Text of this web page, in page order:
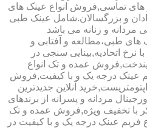
های تماسی,فروش انواع عینک های
و بزرگسالان.شامل عینک طبی
مردانه و زنانه می باشد
طبی،مطالعه و آفتابی و
اتحادیه,بینایی سنجی در
عمده و تک انواع
عینک درجه یک و با کیفیت,فروش
آنلاین جدیدترین
مردانه و پسرانه از برندهای
با تخفیف ویژه,فروش عمده و تک
فریم عینک درجه یک و با کیفیت در